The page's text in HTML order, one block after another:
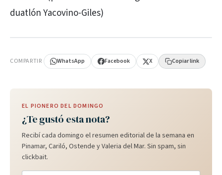
duatlón Yacovino-Giles)
COMPARTIR WhatsApp Facebook X Copiar link
EL PIONERO DEL DOMINGO
¿Te gustó esta nota?
Recibí cada domingo el resumen editorial de la semana en
Pinamar, Cariló, Ostende y Valeria del Mar. Sin spam, sin
clickbait.